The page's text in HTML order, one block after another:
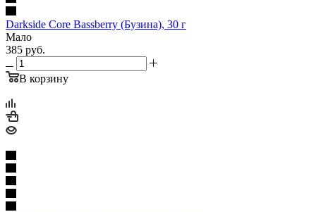
Darkside Core Bassberry (Бузина), 30 г
Мало
385 руб.
В корзину